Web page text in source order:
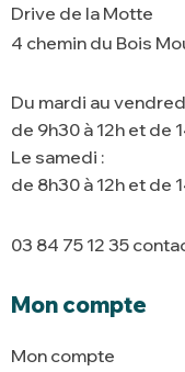
Drive de la Motte
4 chemin du Bois
Du mardi au
de 9h30 à 12h et de
Le samedi :
de 8h30 à 12h et de
03 84 75 12 35
Mon compte
Mon compte